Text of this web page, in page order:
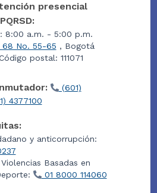
presencial
8:00 a.m. - 5:00 p.m.
68 No. 55-65 , Bogotá
postal: 111071
(601)
4377100
y anticorrupción:
Basadas en
01 8000 114060